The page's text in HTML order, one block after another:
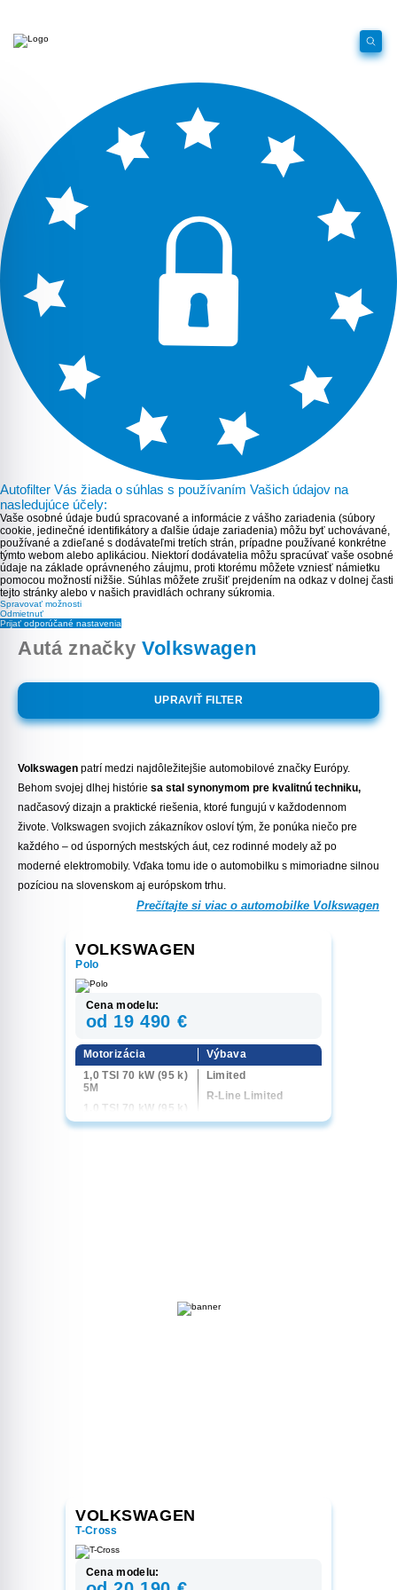
Autofilter Vás žiada o súhlas s používaním Vašich údajov na
nasledujúce účely:
Vaše osobné údaje budú spracované a informácie z vášho zariadenia (súbory
cookie, jedinečné identifikátory a ďalšie údaje zariadenia) môžu byť uchovávané,
používané a zdieľané s dodávateľmi tretích strán, prípadne používané konkrétne
týmto webom alebo aplikáciou. Niektorí dodávatelia môžu spracúvať vaše osobné
údaje na základe oprávneného záujmu, proti ktorému môžete vzniesť námietku
pomocou možností nižšie. Súhlas môžete zrušiť prejdením na odkaz v dolnej časti
tejto stránky alebo v našich pravidlách ochrany súkromia.
Spravovať možnosti
Odmietnuť
Prijať odporúčané nastavenia
Autá značky Volkswagen
UPRAVIŤ FILTER
Volkswagen patrí medzi najdôležitejšie automobilové značky Európy.
Behom svojej dlhej histórie sa stal synonymom pre kvalitnú techniku,
nadčasový dizajn a praktické riešenia, ktoré fungujú v každodennom
živote. Volkswagen svojich zákazníkov osloví tým, že ponúka niečo pre
každého – od úsporných mestských áut, cez rodinné modely až po
moderné elektromobily. Vďaka tomu ide o automobilku s mimoriadne silnou
pozíciou na slovenskom aj európskom trhu.
Prečítajte si viac o automobilke Volkswagen
VOLKSWAGEN
Polo
Cena modelu:
od 19 490 €
Motorizácia
1,0 TSI 70 kW (95 k)
5M
1,0 TSI 70 kW (95 k)
7 DSG
Výbava
Limited
R-Line Limited
VOLKSWAGEN
T-Cross
Cena modelu: